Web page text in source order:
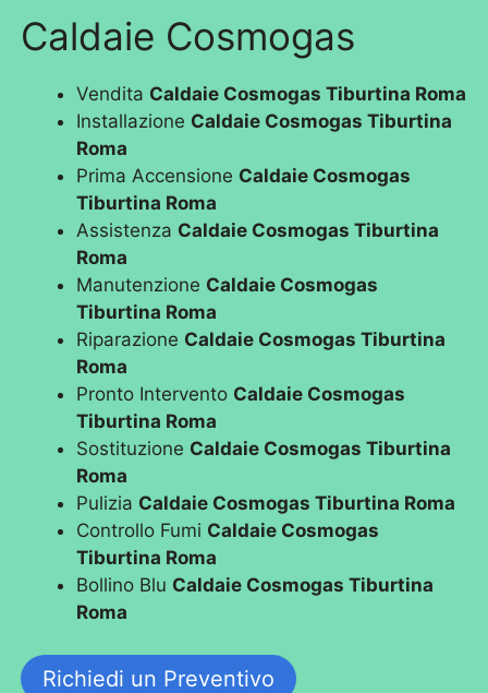
Caldaie Cosmogas
Vendita Caldaie Cosmogas Tiburtina Roma
Installazione Caldaie Cosmogas Tiburtina
Roma
Prima Accensione Caldaie Cosmogas
Tiburtina Roma
Assistenza Caldaie Cosmogas Tiburtina
Roma
Manutenzione Caldaie Cosmogas
Tiburtina Roma
Riparazione Caldaie Cosmogas Tiburtina
Roma
Pronto Intervento Caldaie Cosmogas
Tiburtina Roma
Sostituzione Caldaie Cosmogas Tiburtina
Roma
Pulizia Caldaie Cosmogas Tiburtina Roma
Controllo Fumi Caldaie Cosmogas
Tiburtina Roma
Bollino Blu Caldaie Cosmogas Tiburtina
Roma
Richiedi un Preventivo